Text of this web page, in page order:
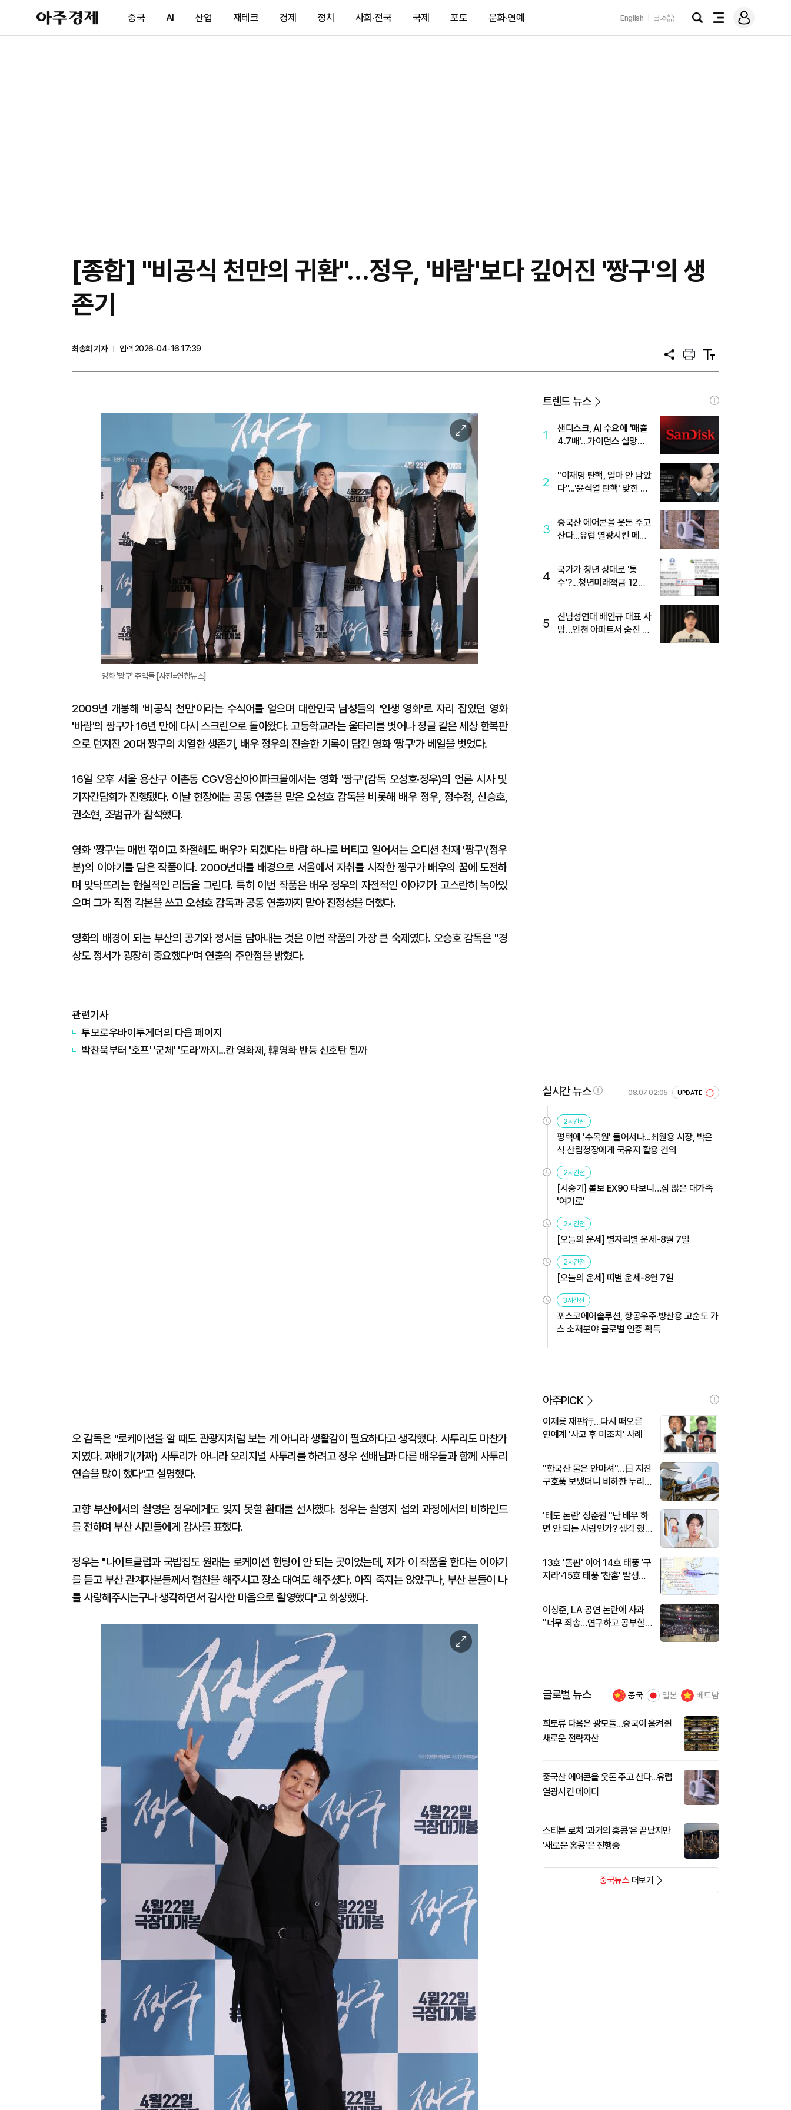
아
주
제
중국 AI 산업 재테크 경제 정치 사회·전국 국제 포토 문화·연예 English 日本語
검
전
메
그
[종합] "비공식 천만의 귀환"…정우, '바람'보다 깊어진 '짱구'의 생
존기
최송희 기자
입력 2026-04-16 17:39
공
프
트
텍
트
이
미
지
대
영화 '짱구' 주역들 [사진=연합뉴스]
2009년 개봉해 '비공식 천만'이라는 수식어를 얻으며 대한민국 남성들의 '인생 영화'로 자리 잡았던 영화
'바람'의 짱구가 16년 만에 다시 스크린으로 돌아왔다. 고등학교라는 울타리를 벗어나 정글 같은 세상 한복판
으로 던져진 20대 짱구의 치열한 생존기, 배우 정우의 진솔한 기록이 담긴 영화 '짱구'가 베일을 벗었다.
16일 오후 서울 용산구 이촌동 CGV용산아이파크몰에서는 영화 '짱구'(감독 오성호·정우)의 언론 시사 및
기자간담회가 진행됐다. 이날 현장에는 공동 연출을 맡은 오성호 감독을 비롯해 배우 정우, 정수정, 신승호,
권소현, 조범규가 참석했다.
영화 '짱구'는 매번 꺾이고 좌절해도 배우가 되겠다는 바람 하나로 버티고 일어서는 오디션 천재 '짱구'(정우
분)의 이야기를 담은 작품이다. 2000년대를 배경으로 서울에서 자취를 시작한 짱구가 배우의 꿈에 도전하
며 맞닥뜨리는 현실적인 리듬을 그린다. 특히 이번 작품은 배우 정우의 자전적인 이야기가 고스란히 녹아있
으며 그가 직접 각본을 쓰고 오성호 감독과 공동 연출까지 맡아 진정성을 더했다.
영화의 배경이 되는 부산의 공기와 정서를 담아내는 것은 이번 작품의 가장 큰 숙제였다. 오승호 감독은 "경
상도 정서가 굉장히 중요했다"며 연출의 주안점을 밝혔다.
관련기사
투모로우바이투게더의 다음 페이지
박찬욱부터 '호프' '군체' '도라'까지…칸 영화제, 韓영화 반등 신호탄 될까
오 감독은 "로케이션을 할 때도 관광지처럼 보는 게 아니라 생활감이 필요하다고 생각했다. 사투리도 마찬가
지였다. 짜배기(가짜) 사투리가 아니라 오리지널 사투리를 하려고 정우 선배님과 다른 배우들과 함께 사투리
연습을 많이 했다"고 설명했다.
고향 부산에서의 촬영은 정우에게도 잊지 못할 환대를 선사했다. 정우는 촬영지 섭외 과정에서의 비하인드
를 전하며 부산 시민들에게 감사를 표했다.
정우는 "나이트클럽과 국밥집도 원래는 로케이션 헌팅이 안 되는 곳이었는데, 제가 이 작품을 한다는 이야기
를 듣고 부산 관계자분들께서 협찬을 해주시고 장소 대여도 해주셨다. 아직 죽지는 않았구나, 부산 분들이 나
를 사랑해주시는구나 생각하면서 감사한 마음으로 촬영했다"고 회상했다.
이
미
트렌드 뉴스
1
샌디스크, AI 수요에 '매출
4.7배'…가이던스 실망에
2
"이재명 탄핵, 얼마 안 남았
다"...'윤석열 탄핵' 맞힌 무
3
중국산 에어콘을 웃돈 주고
산다...유럽 열광시킨 메이
4
국가가 청년 상대로 '통
수'?...청년미래적금 12%
5
신남성연대 배인규 대표 사
망…인천 아파트서 숨진 채
실시간 뉴스 08.07 02:05 UPDATE
2시간전
평택에 '수목원' 들어서나...최원용 시장, 박은
식 산림청장에게 국유지 활용 건의
2시간전
[시승기] 볼보 EX90 타보니…짐 많은 대가족
'여기로'
2시간전
[오늘의 운세] 별자리별 운세-8월 7일
2시간전
[오늘의 운세] 띠별 운세-8월 7일
3시간전
포스코에어솔루션, 항공우주·방산용 고순도 가
스 소재분야 글로벌 인증 획득
아주PICK
이재룡 재판行…다시 떠오른
연예계 '사고 후 미조치' 사례
"한국산 물은 안마셔"…日 지진
구호품 보냈더니 비하한 누리
'태도 논란' 정준원 "난 배우 하
면 안 되는 사람인가? 생각 했
13호 '돌핀' 이어 14호 태풍 '구
지라'·15호 태풍 '찬홈' 발생…
이상준, LA 공연 논란에 사과
"너무 죄송…연구하고 공부할
글로벌 뉴스 중국 일본 베트남
희토류 다음은 광모듈…중국이 움켜쥔
새로운 전략자산
중국산 에어콘을 웃돈 주고 산다...유럽
열광시킨 메이디
스티븐 로치 '과거의 홍콩'은 끝났지만
'새로운 홍콩'은 진행중
중국뉴스더보기